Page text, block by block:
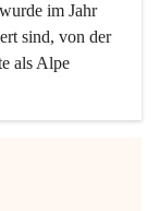
im Jahr
sind, von der
als Alpe